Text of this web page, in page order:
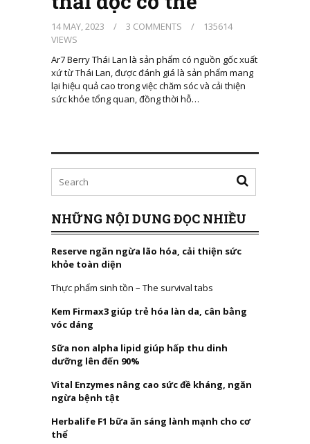
14 MAY, 2023 / 3 COMMENTS /
135614
VIEWS
Ar7 Berry Thái Lan là sản phẩm có nguồn gốc xuất
xứ từ Thái Lan, được đánh giá là sản phẩm mang
lại hiệu quả cao trong việc chăm sóc và cải thiện
sức khỏe tổng quan, đồng thời hỗ…
NHỮNG NỘI DUNG ĐỌC NHIỀU
Reserve ngăn ngừa lão hóa, cải thiện sức
khỏe toàn diện
Thực phẩm sinh tồn – The survival tabs
Kem Firmax3 giúp trẻ hóa làn da, cân bằng
vóc dáng
Sữa non alpha lipid giúp hấp thu dinh
dưỡng lên đến 90%
Vital Enzymes nâng cao sức đề kháng, ngăn
ngừa bệnh tật
Herbalife F1 bữa ăn sáng lành mạnh cho cơ
thể